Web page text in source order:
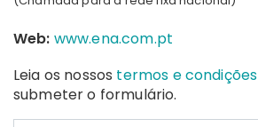
Web: www.ena.com.pt
Leia os nossos termos e condições
submeter o formulário.